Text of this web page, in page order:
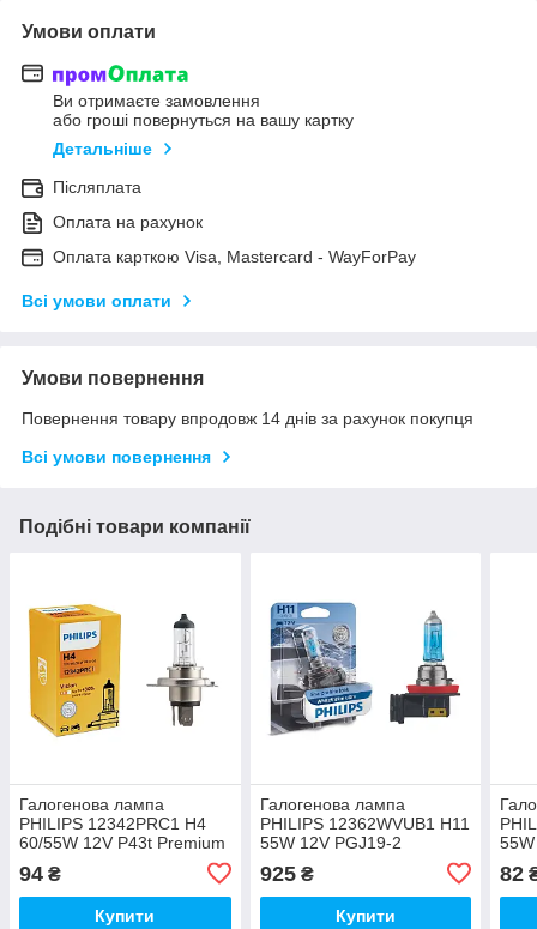
Умови оплати
Ви отримаєте замовлення
або гроші повернуться на вашу картку
Детальніше
Післяплата
Оплата на рахунок
Оплата карткою Visa, Mastercard - WayForPay
Всі умови оплати
Умови повернення
Повернення товару впродовж 14 днів за рахунок покупця
Всі умови повернення
Подібні товари компанії
Галогенова лампа
PHILIPS 12342PRC1 H4
60/55W 12V P43t Premium
94 ₴
Купити
Галогенова лампа
PHILIPS 12362WVUB1 H11
55W 12V PGJ19-2
4000K B1
925₴
Купити
82